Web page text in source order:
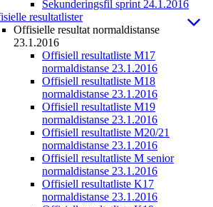
Sekunderingsfil sprint 24.1.2016
resultatlister
Offisielle resultat normaldistanse
23.1.2016
Offisiell resultatliste M17
normaldistanse 23.1.2016
Offisiell resultatliste M18
normaldistanse 23.1.2016
Offisiell resultatliste M19
normaldistanse 23.1.2016
Offisiell resultatliste M20/21
normaldistanse 23.1.2016
Offisiell resultatliste M senior
normaldistanse 23.1.2016
Offisiell resultatliste K17
normaldistanse 23.1.2016